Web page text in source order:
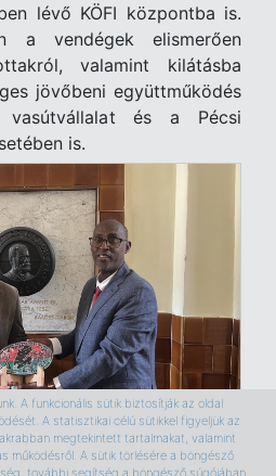
lévő KÖFI központba is.
a vendégek elismerően
valamint kilátásba
jövőbeni együttműködés
és a Pécsi
is.
A funkcionális sütik biztosítják az oldal
A statisztikai célú sütikkel figyeljük az
megtekintett tartalmakat, valamint
működésről. A sütik törlésére a böngésző
további segítség a böngésző súgójában